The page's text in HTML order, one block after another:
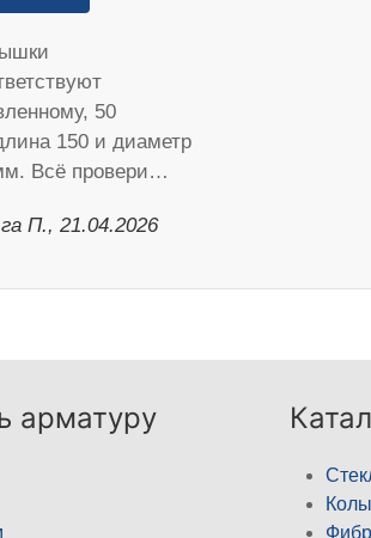
50
150 и диаметр
Всё провери…
П., 21.04.2026
арматуру